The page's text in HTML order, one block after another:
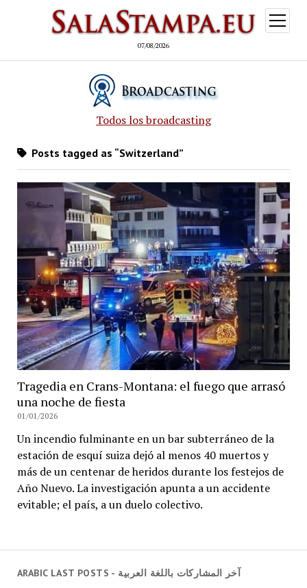
07/08/2026
open
menu
ARABIC LAST POSTS - آخر المشاركات باللغة العربية
Todos los broadcasting
Posts tagged as “Switzerland”
Tragedia en Crans-Montana: el fuego que arrasó
una noche de fiesta
01/01/2026
Un incendio fulminante en un bar subterráneo de la
estación de esquí suiza dejó al menos 40 muertos y
más de un centenar de heridos durante los festejos de
Año Nuevo. La investigación apunta a un accidente
evitable; el país, a un duelo colectivo.